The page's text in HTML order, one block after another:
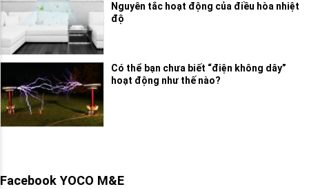
Nguyên tắc hoạt động của điều hòa nhiệt
độ
Có thể bạn chưa biết “điện không dây”
hoạt động như thế nào?
Facebook YOCO M&E